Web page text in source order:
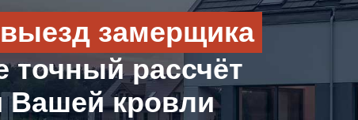
замерщика
точный рассчёт
Вашей кровли